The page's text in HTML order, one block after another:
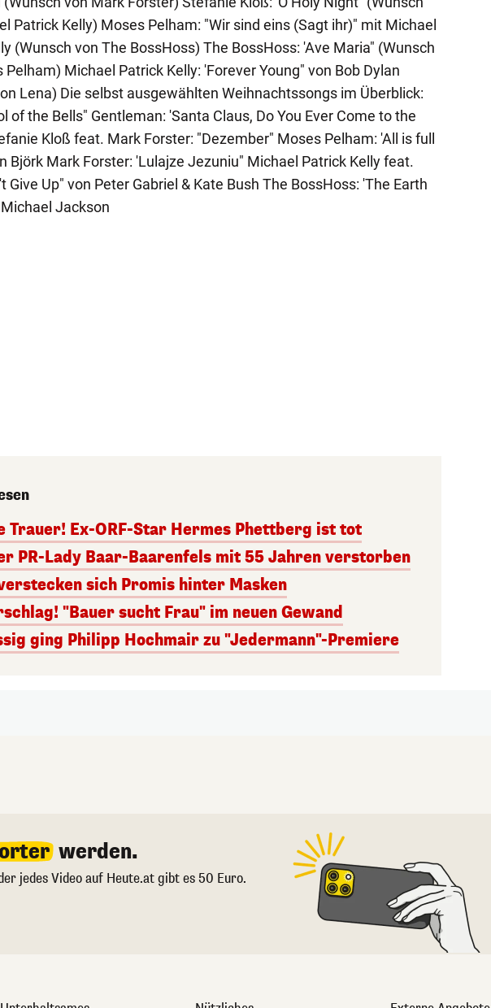
Patrick Kelly) Moses Pelham: "Wir sind eins (Sagt ihr)" mit Michael
(Wunsch von The BossHoss) The BossHoss: 'Ave Maria" (Wunsch
Pelham) Michael Patrick Kelly: 'Forever Young" von Bob Dylan
Lena) Die selbst ausgewählten Weihnachtssongs im Überblick:
of the Bells" Gentleman: 'Santa Claus, Do You Ever Come to the
Kloß feat. Mark Forster: "Dezember" Moses Pelham: 'All is full
Björk Mark Forster: 'Lulajze Jezuniu" Michael Patrick Kelly feat.
Give Up" von Peter Gabriel & Kate Bush The BossHoss: 'The Earth
Jackson
Trauer! Ex-ORF-Star Hermes Phettberg ist tot
PR-Lady Baar-Baarenfels mit 55 Jahren verstorben
sich Promis hinter Masken
"Bauer sucht Frau" im neuen Gewand
ging Philipp Hochmair zu "Jedermann"-Premiere
werden.
jedes Video auf Heute.at gibt es 50 Euro.